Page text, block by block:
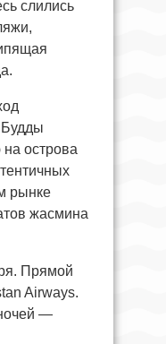
слились
острова
рынке
жасмина
Прямой
Airways.
—